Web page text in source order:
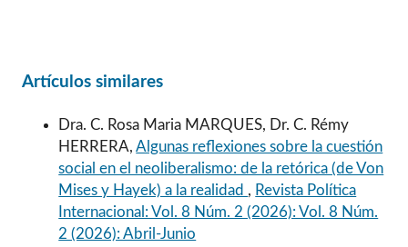
Artículos similares
Dra. C. Rosa Maria MARQUES, Dr. C. Rémy
HERRERA,Algunas reflexiones sobre la cuestión
social en el neoliberalismo: de la retórica (de Von
Mises y Hayek) a la realidad , Revista Política
Internacional: Vol. 8 Núm. 2 (2026): Vol. 8 Núm.
2 (2026): Abril-Junio